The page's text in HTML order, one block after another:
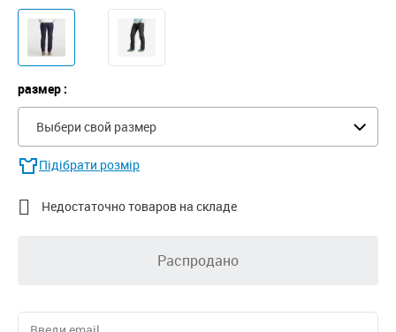
размер :
Выбери свой размер
Підібрати розмір
 Недостаточно товаров на складе
Распродано